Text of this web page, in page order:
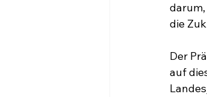
die
Der
auf